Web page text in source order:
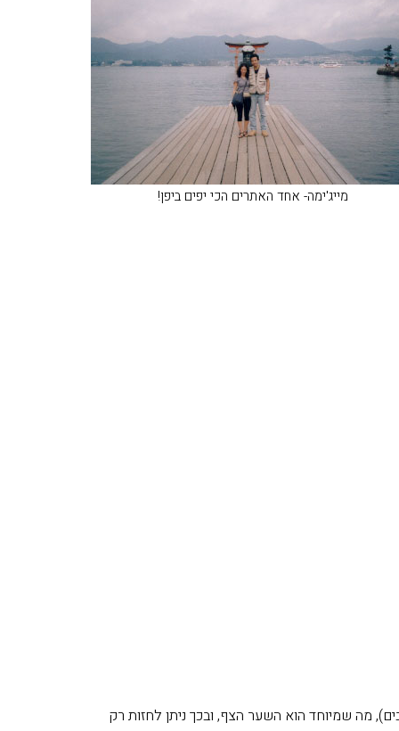
מייג'ימה- אחד האתרים הכי יפים ביפן!
(ותראו עוד הרבה, בימים הקרובים), מה שמיוחד הוא השער הצף, ובכך ניתן לחזות רק